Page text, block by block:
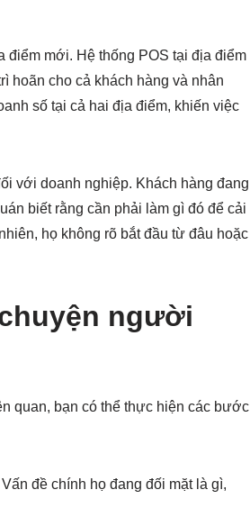
mới. Hệ thống POS tại địa điểm
hoãn cho cả khách hàng và nhân
số tại cả hai địa điểm, khiến việc
với doanh nghiệp. Khách hàng đang
biết rằng cần phải làm gì đó để cải
họ không rõ bắt đầu từ đâu hoặc
người
quan, bạn có thể thực hiện các bước
đề chính họ đang đối mặt là gì,